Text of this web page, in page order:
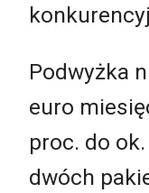
Podwyżka
euro
proc. do
dwóch